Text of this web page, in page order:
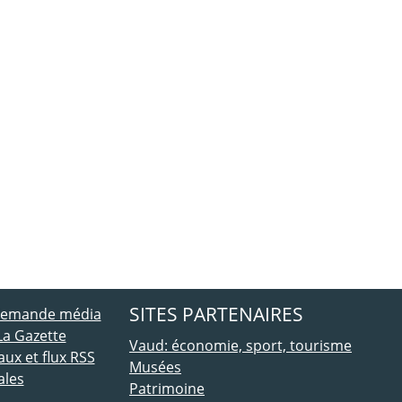
média
Gazette
et flux RSS
SITES PARTENAIRES
Vaud: économie, sport, tourisme
Musées
Patrimoine